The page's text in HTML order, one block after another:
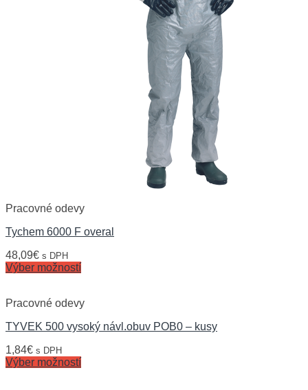
Pracovné odevy
Tychem 6000 F overal
48,09€ s DPH
Výber možností
Pracovné odevy
TYVEK 500 vysoký návl.obuv POB0 – kusy
1,84€ s DPH
Výber možností